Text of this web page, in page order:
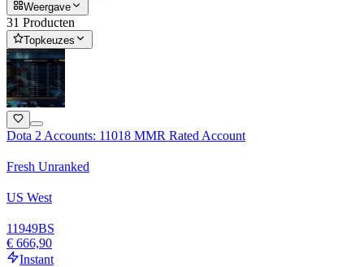
Weergave
31 Producten
Topkeuzes
Dota 2 Accounts: 11018 MMR Rated Account
Fresh Unranked
US West
11949BS
€ 666,90
Instant